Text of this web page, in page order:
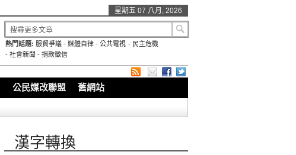
星期五 07 八月, 2026
熱門話題: 服貿爭議 -媒體自律 -公共電視 - 民主危機
- 社會新聞 - 捐款徵信
公民媒改聯盟 舊網站
漢字轉換